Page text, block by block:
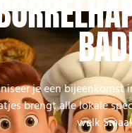
je een
brengt alle lokale
welk